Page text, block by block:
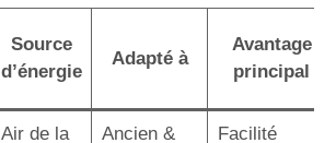
Source
d’énergie
Adapté à
Avantage
principal
Air de la
Ancien &
Facilité